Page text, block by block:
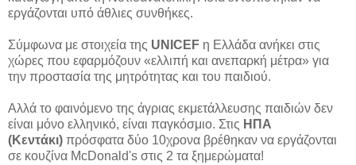
εργάζονται υπό άθλιες συνθήκες.
Σύμφωνα με στοιχεία της UNICEF η Ελλάδα ανήκει στις
χώρες που εφαρμόζουν «ελλιπή και ανεπαρκή μέτρα» για
την προστασία της μητρότητας και του παιδιού.
Αλλά το φαινόμενο της άγριας εκμετάλλευσης παιδιών δεν
είναι μόνο ελληνικό, είναι παγκόσμιο. Στις ΗΠΑ
(Κεντάκι) πρόσφατα δύο 10χρονα βρέθηκαν να εργάζονται
σε κουζίνα McDonald's στις 2 τα ξημερώματα!